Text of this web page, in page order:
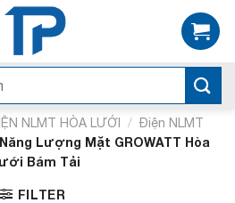
NLMT HÒA LƯỚI / Điện NLMT
Lượng Mặt GROWATT Hòa
Bám Tải
FILTER